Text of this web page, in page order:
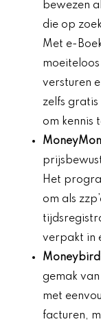
bewezen
die op
Met e-
versturen
zelfs
om kennis
Het
om als
verpakt in
Moneybird
gemak
met
facturen,